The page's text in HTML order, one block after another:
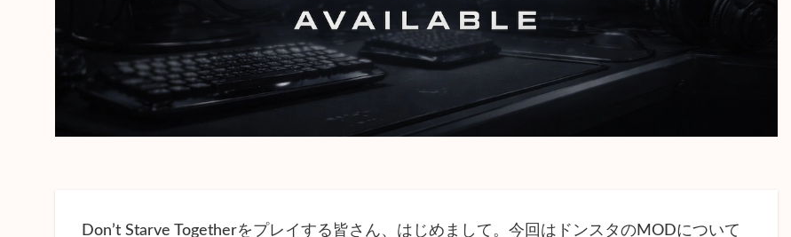
Don’t Starve Togetherをプレイする皆さん、はじめまして。今回はドンスタのMODについて